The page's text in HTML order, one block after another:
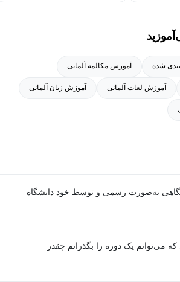
شده آموزش مکالمه آلمانی
آموزش لغات آلمانی آموزش زبان آلمانی
به‌صورت رسمی و توسط خود دانشگاه
می‌توانم یک دوره را بگذرانم چقدر